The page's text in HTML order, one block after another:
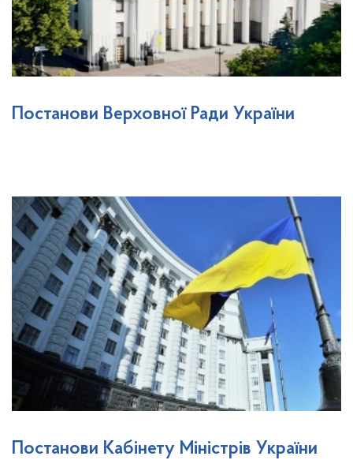
Постанови Верховної Ради України
Постанови Кабінету Міністрів України